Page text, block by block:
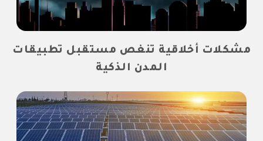
مشكلات أخلاقية تنغص مستقبل تطبيقات
المدن الذكية